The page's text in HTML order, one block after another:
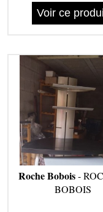
Voir ce
Roche Bobois-
BOBOIS